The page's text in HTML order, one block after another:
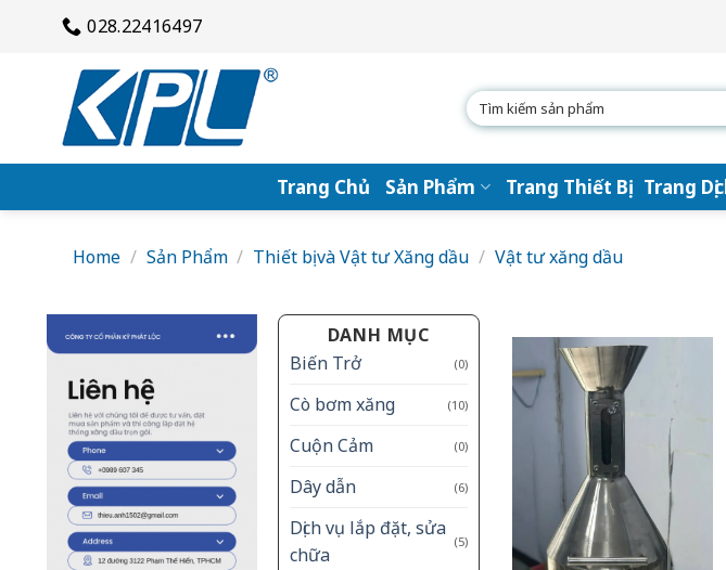
028.22416497
Search
for:
Trang Chủ Sản Phẩm Trang Thiết Bị Trang
Home / Sản Phẩm / Thiết bị và Vật tư Xăng dầu / Vật tư xăng dầu
DANH MỤC
Biến Trở
(0)
Cò bơm xăng (10)
Cuộn Cảm (0)
Dây dẫn (6)
Dịch vụ lắp đặt, sửa
chữa
(5)